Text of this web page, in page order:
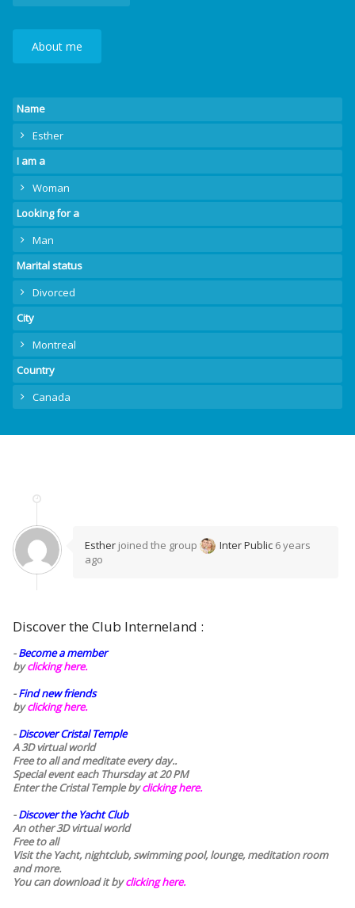
About me
Name
Esther
I am a
Woman
Looking for a
Man
Marital status
Divorced
City
Montreal
Country
Canada
Esther joined the group Inter Public 6 years
ago
Discover the Club Interneland :
-Become a member
byclicking here.
-Find new friends
byclicking here.
-Discover Cristal Temple
A 3D virtual world
Free to all and meditate every day..
Special event each Thursday at 20 PM
Enter the Cristal Temple byclicking here.
-Discover the Yacht Club
An other 3D virtual world
Free to all
Visit the Yacht, nightclub, swimming pool, lounge, meditation room
and more.
You can download it byclicking here.